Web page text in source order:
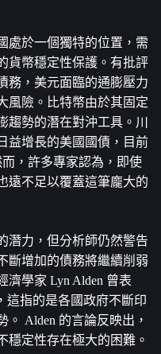
處於一個獨特的位置，需
貨幣穩定性保護。有批評
務，美元面臨的通膨壓力
風險。比特幣由於其固定
趨勢的潛在對沖工具。川
益增長的美國國債，目前
，許多專家認為，即使
遠不足以覆蓋這筆龐大的
潛力，但分析師仍然警告
斷增加的債務將繼續削弱
濟學家 Lyn Alden 曾表
這指的是各國政府不斷印
Alden 的言論反映出，
穩定性存在極大的困難。